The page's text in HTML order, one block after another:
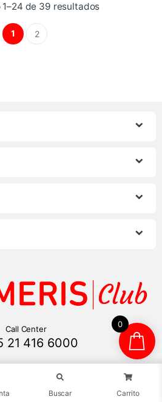
de 39 resultados
1 2
Call Center
21 416 6000
Buscar Carrito
0